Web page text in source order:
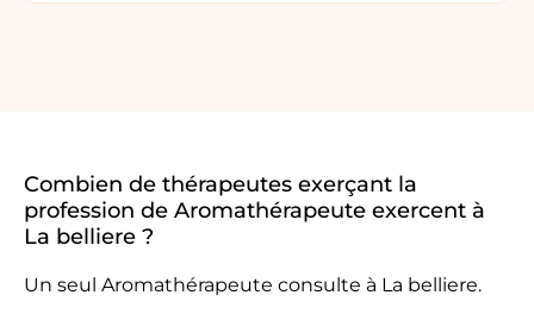
Combien de thérapeutes exerçant la
profession de Aromathérapeute exercent à
La belliere ?
Un seul Aromathérapeute consulte à La belliere.